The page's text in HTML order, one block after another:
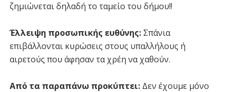
ζημιώνεται δηλαδή το ταμείο του δήμου!!
Έλλειψη προσωπικής ευθύνης:Σπάνια
επιβάλλονται κυρώσεις στους υπαλλήλους ή
αιρετούς που άφησαν τα χρέη να χαθούν.
Από τα παραπάνω προκύπτει:Δεν έχουμε μόνο